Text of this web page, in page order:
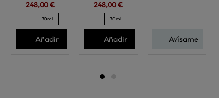
248,00 €
70ml
Añadir
248,00 €
70ml
Añadir Avísame